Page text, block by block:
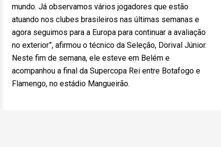
mundo. Já observamos vários jogadores que estão
atuando nos clubes brasileiros nas últimas semanas e
agora seguimos para a Europa para continuar a avaliação
no exterior”, afirmou o técnico da Seleção, Dorival Júnior.
Neste fim de semana, ele esteve em Belém e
acompanhou a final da Supercopa Rei entre Botafogo e
Flamengo, no estádio Mangueirão.